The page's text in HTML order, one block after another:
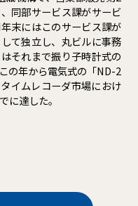
同部サービス課がサービ
末にはこのサービス課が
て独立し、丸ビルに事務
それまで振り子時計式の
の年から電気式の「ND-2
イムレコーダ市場におけ
に達した。